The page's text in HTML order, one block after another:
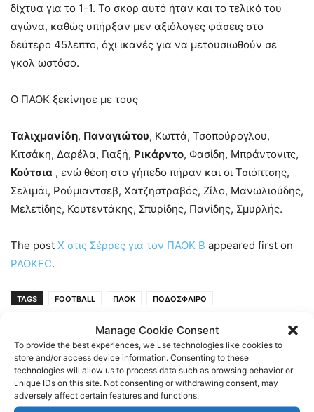
Manage Cookie Consent
To provide the best experiences, we use technologies like cookies to
store and/or access device information. Consenting to these
technologies will allow us to process data such as browsing behavior or
unique IDs on this site. Not consenting or withdrawing consent, may
adversely affect certain features and functions.
δίχτυα για το 1-1. Το σκορ αυτό ήταν και το τελικό του
αγώνα, καθώς υπήρξαν μεν αξιόλογες φάσεις στο
δεύτερο 45λεπτο, όχι ικανές για να μετουσιωθούν σε
γκολ ωστόσο.
Ο ΠΑΟΚ ξεκίνησε με τους
Ταλιχμανίδη, Παναγιώτου, Κωττά, Τσοπούρογλου,
Κιτσάκη, Δαρέλα, Γιαξή, Ρικάρντο, Φασίδη, Μπράντονιτς,
Κούτσια , ενώ θέση στο γήπεδο πήραν και οι Τσιόπτσης,
Σελιμάι, Ρούμιαντσεβ, Χατζηστραβός, Ζίλο, Μανωλιούδης,
Μελετίδης, Κουτεντάκης, Σπυρίδης, Πανίδης, Σμυρλής.
The post Χ στις Σέρρες για τον ΠΑΟΚ Β appeared first on
PAOKFC.
TAGS FOOTBALL ΠΑΟΚ ΠΟΔΟΣΦΑΙΡΟ